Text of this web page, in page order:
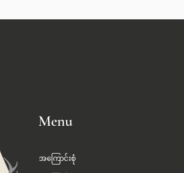
Menu
အကြောင်းစုံ